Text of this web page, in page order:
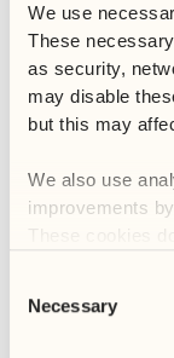
We use
These
as security,
may disable
but this may
We also use
improvements
Selection
Necessary
7 września, na
odbyły się
Czytaj więcej
Dzień
Czytaj więcej